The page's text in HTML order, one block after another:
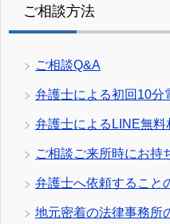
ご相談方法
ご相談Q&A
弁護士による初回10分
弁護士によるLINE無料
ご相談ご来所時にお持
弁護士へ依頼すること
地元密着の法律事務所